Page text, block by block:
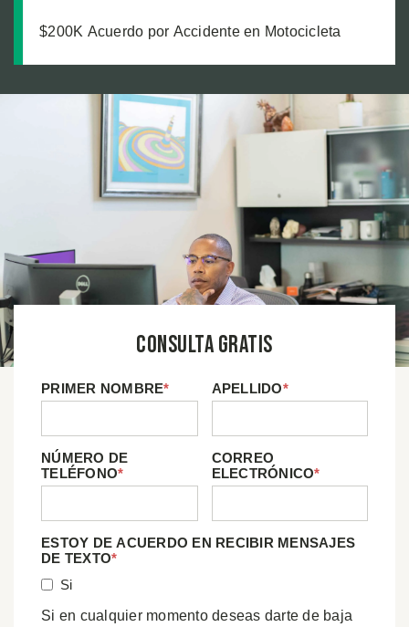
$200K Acuerdo por Accidente en Motocicleta
Consulta Gratis
PRIMER NOMBRE* APELLIDO*
NÚMERO DE
TELÉFONO*
CORREO
ELECTRÓNICO*
ESTOY DE ACUERDO EN RECIBIR MENSAJES
DE TEXTO*
Si
Si en cualquier momento deseas darte de baja